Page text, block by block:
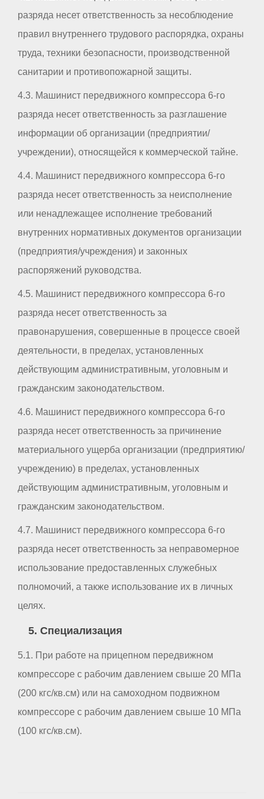
разряда несет ответственность за несоблюдение
правил внутреннего трудового распорядка, охраны
труда, техники безопасности, производственной
санитарии и противопожарной защиты.
4.3. Машинист передвижного компрессора 6-го
разряда несет ответственность за разглашение
информации об организации (предприятии/
учреждении), относящейся к коммерческой тайне.
4.4. Машинист передвижного компрессора 6-го
разряда несет ответственность за неисполнение
или ненадлежащее исполнение требований
внутренних нормативных документов организации
(предприятия/учреждения) и законных
распоряжений руководства.
4.5. Машинист передвижного компрессора 6-го
разряда несет ответственность за
правонарушения, совершенные в процессе своей
деятельности, в пределах, установленных
действующим административным, уголовным и
гражданским законодательством.
4.6. Машинист передвижного компрессора 6-го
разряда несет ответственность за причинение
материального ущерба организации (предприятию/
учреждению) в пределах, установленных
действующим административным, уголовным и
гражданским законодательством.
4.7. Машинист передвижного компрессора 6-го
разряда несет ответственность за неправомерное
использование предоставленных служебных
полномочий, а также использование их в личных
целях.
5. Специализация
5.1. При работе на прицепном передвижном
компрессоре с рабочим давлением свыше 20 МПа
(200 кгс/кв.см) или на самоходном подвижном
компрессоре с рабочим давлением свыше 10 МПа
(100 кгс/кв.см).